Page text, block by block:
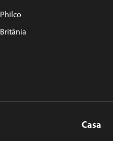
Philco
Britânia
Casa